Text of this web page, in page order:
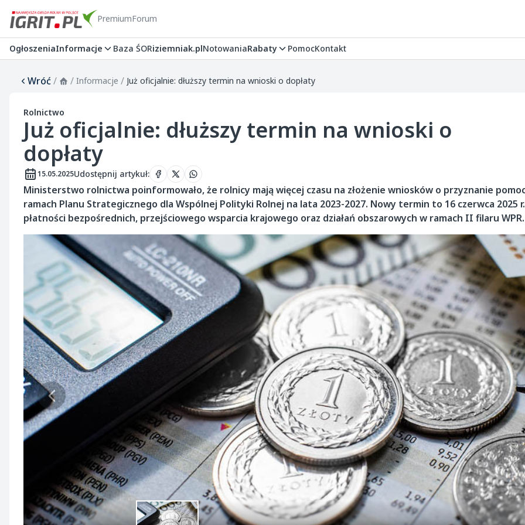
PremiumForum
OgłoszeniaInformacje Baza ŚORiziemniak.plNotowaniaRabaty PomocKontakt
Wróć/ / Informacje / Już oficjalnie: dłuższy termin na wnioski o dopłaty
Rolnictwo
Już oficjalnie: dłuższy termin na wnioski o
dopłaty
15.05.2025Udostępnij artykuł:
Ministerstwo rolnictwa poinformowało, że rolnicy mają więcej czasu na złożenie wniosków o przyznanie
ramach Planu Strategicznego dla Wspólnej Polityki Rolnej na lata 2023-2027. Nowy termin to 16 czerwca 2025
płatności bezpośrednich, przejściowego wsparcia krajowego oraz działań obszarowych w ramach II filaru WPR.
Kupimy
Do